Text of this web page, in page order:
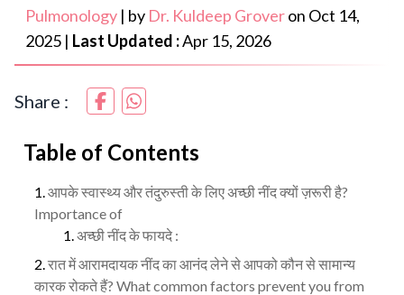
Pulmonology | by Dr. Kuldeep Groveron Oct 14,
2025 | Last Updated :Apr 15, 2026
Share :
Table of Contents
आपके स्वास्थ्य और तंदुरुस्ती के लिए अच्छी नींद क्यों ज़रूरी है?
Importance of
अच्छी नींद के फायदे :
रात में आरामदायक नींद का आनंद लेने से आपको कौन से सामान्य
कारक रोकते हैं? What common factors prevent you from